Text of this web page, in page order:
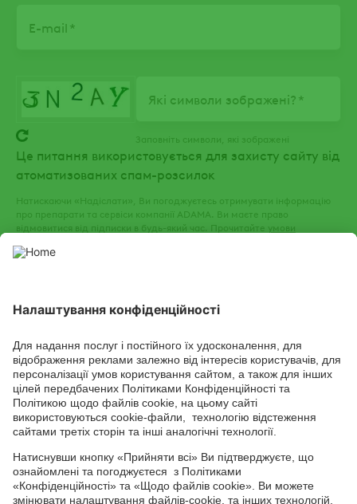
E-mail
Які символи зображені?
Заповніть символи, які зображені
Це питання використовується для захисту сайту від
атоматизованих спам-розсилок
Натискаючи «Надіслати», Ви погоджуєтесь отримувати інформацію
про препарати та сервіси компанії ADAMA. Ви маєте право
відмовитися від підписки в будь-який час. Прочитайте умови
СОЦІАЛЬНІ СЕРВІСИ
Youtube
Channel
FacebookTikTok
Головний офіс: 04050, м. Київ, вул. М. Пимоненка, 13, БЦ "Форум
Ділове Містечко", офіс 4А/41; тел.: +38 044 232 44 14; e-mail:
ukraine@adama.com